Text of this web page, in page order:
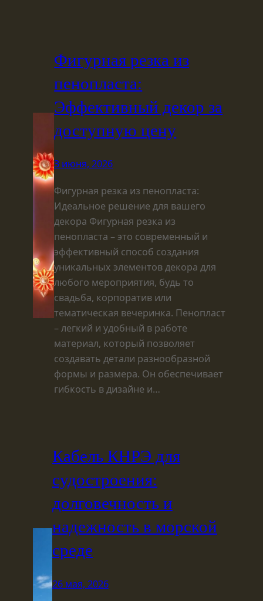
Фигурная резка из
пенопласта:
Эффективный декор за
доступную цену
3 июня, 2026
Фигурная резка из пенопласта:
Идеальное решение для вашего
декора Фигурная резка из
пенопласта – это современный и
эффективный способ создания
уникальных элементов декора для
любого мероприятия, будь то
свадьба, корпоратив или
тематическая вечеринка. Пенопласт
– легкий и удобный в работе
материал, который позволяет
создавать детали разнообразной
формы и размера. Он обеспечивает
гибкость в дизайне и…
Кабель КНРЭ для
судостроения:
долговечность и
надежность в морской
среде
26 мая, 2026